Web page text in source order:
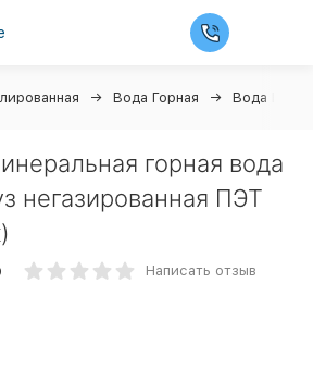
Вода Горная Вода
горная вода
негазированная ПЭТ
Написать отзыв